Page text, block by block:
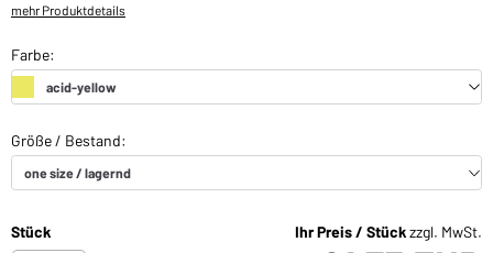
mehr Produktdetails
Stück Ihr Preis / Stückzzgl. MwSt.